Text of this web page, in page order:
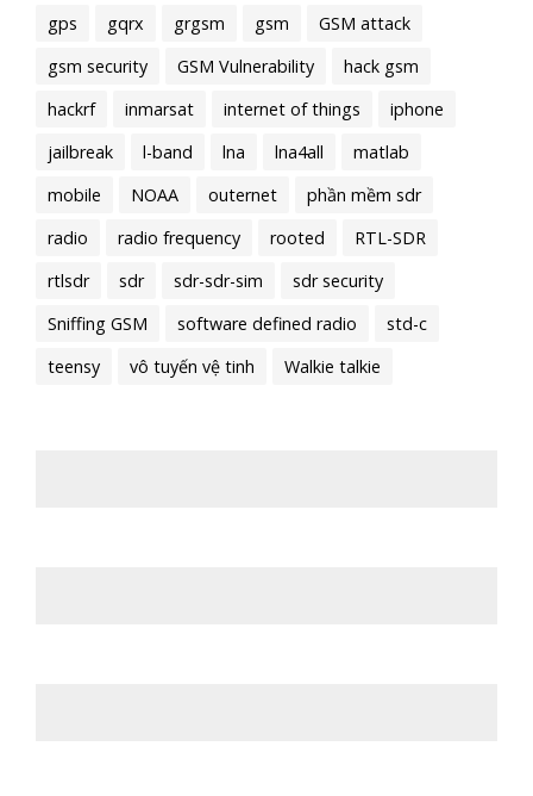
gps
gqrx grgsm gsm
GSM attack
gsm security
GSM Vulnerability
hack gsm
hackrf
inmarsat internet of things
iphone
jailbreak
l-band lna lna4all
matlab
mobile
NOAA outernet
phần mềm sdr
radio
radio frequency rooted
RTL-SDR
rtlsdr
sdr sdr-sdr-sim
sdr security
Sniffing GSM
software defined radio
std-c
teensy
vô tuyến vệ tinh Walkie talkie